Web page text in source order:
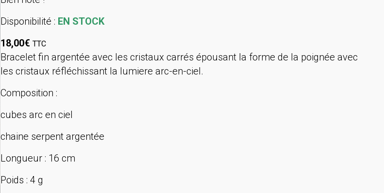
Disponibilité : EN STOCK
18,00€ TTC
Bracelet fin argentée avec les cristaux carrés épousant la forme de la poignée avec
les cristaux réfléchissant la lumiere arc-en-ciel.
Composition :
cubes arc en ciel
chaine serpent argentée
Longueur : 16 cm
Poids : 4 g